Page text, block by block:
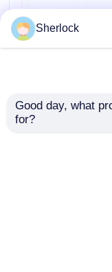
Пластмассовая
Sherlock
Good day, what
for?